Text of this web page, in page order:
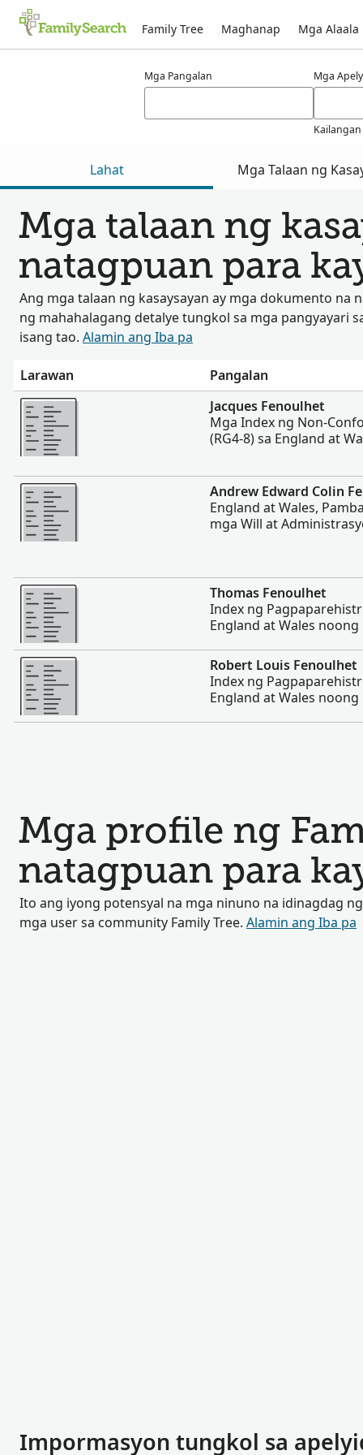
Family Tree Maghanap Mga Alaala
Mga Pangalan Mga
Kailangan
Lahat Mga Talaan ng
Mga talaan ng
natagpuan para
Ang mga talaan ng kasaysayan ay mga dokumento na
ng mahahalagang detalye tungkol sa mga pangyayari
isang tao. Alamin ang Iba pa
Larawan Pangalan
Magpakita ng mas marami
Jacques Fenoulhet
Mga Index ng Non-
(RG4-8) sa England at
Magpakita ng mas marami
Andrew Edward Colin
England at Wales,
mga Will at
Magpakita ng mas marami
Thomas Fenoulhet
Index ng
England at Wales noong
Magpakita ng mas marami
Robert Louis Fenoulhet
Index ng
England at Wales noong
Mga profile ng
natagpuan para
Ito ang iyong potensyal na mga ninuno na idinagdag
mga user sa community Family Tree. Alamin ang Iba pa
Impormasyon tungkol sa